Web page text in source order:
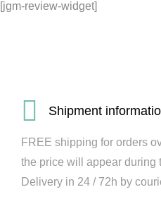
[jgm-review-widget]
Shipment
FREE shipping for orders
the price will appear during
Delivery in 24 / 72h by